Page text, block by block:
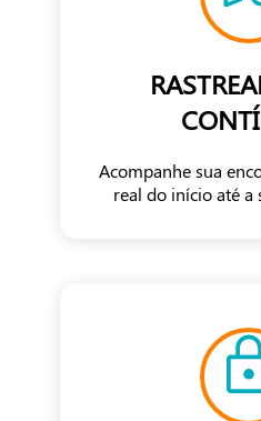
Acompanhe sua
real do início até a